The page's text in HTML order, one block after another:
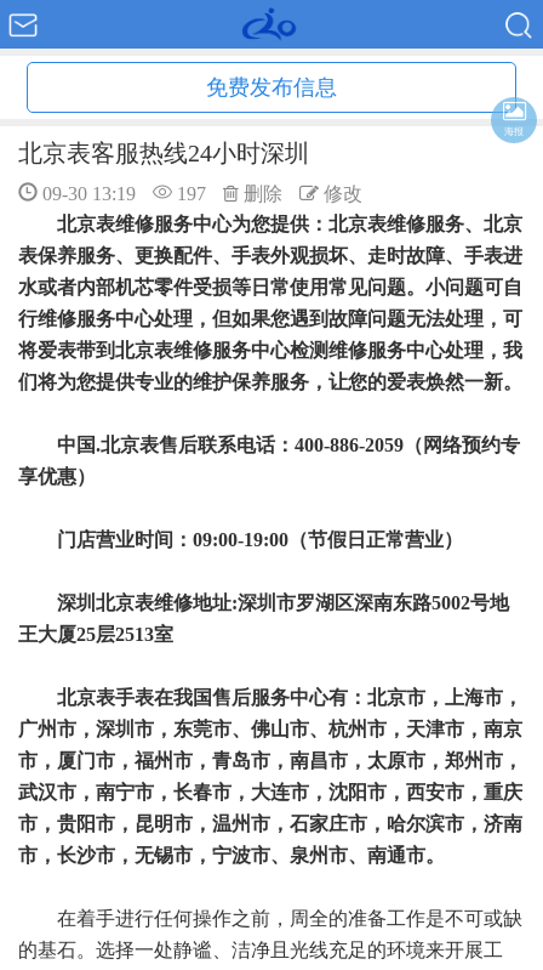
免费发布信息
北京表客服热线24小时深圳
09-30 13:19 197 删除
修改
北京表维修服务中心为您提供：北京表维修服务、北京
表保养服务、更换配件、手表外观损坏、走时故障、手表进
水或者内部机芯零件受损等日常使用常见问题。小问题可自
行维修服务中心处理，但如果您遇到故障问题无法处理，可
将爱表带到北京表维修服务中心检测维修服务中心处理，我
们将为您提供专业的维护保养服务，让您的爱表焕然一新。
中国.北京表售后联系电话：400-886-2059（网络预约专
享优惠）
门店营业时间：09:00-19:00（节假日正常营业）
深圳北京表维修地址:深圳市罗湖区深南东路5002号地
王大厦25层2513室
北京表手表在我国售后服务中心有：北京市，上海市，
广州市，深圳市，东莞市、佛山市、杭州市，天津市，南京
市，厦门市，福州市，青岛市，南昌市，太原市，郑州市，
武汉市，南宁市，长春市，大连市，沈阳市，西安市，重庆
市，贵阳市，昆明市，温州市，石家庄市，哈尔滨市，济南
市，长沙市，无锡市，宁波市、泉州市、南通市。
在着手进行任何操作之前，周全的准备工作是不可或缺
的基石。选择一处静谧、洁净且光线充足的环境来开展工
海报